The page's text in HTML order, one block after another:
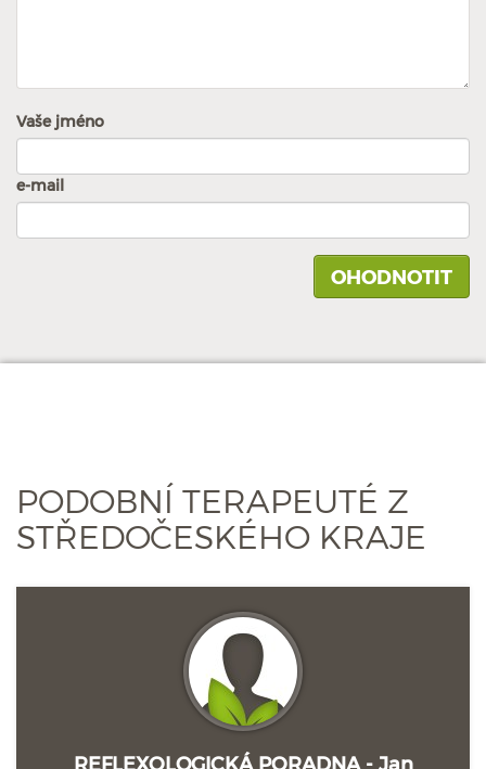
Vaše jméno
e-mail
PODOBNÍ TERAPEUTÉ Z
STŘEDOČESKÉHO KRAJE
REFLEXOLOGICKÁ PORADNA - Jan